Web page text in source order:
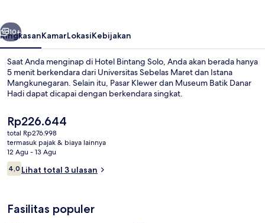
Berikutnya
10+
RingkasanKamarLokasiKebijakan
Saat Anda menginap di Hotel Bintang Solo, Anda akan berada hanya
5 menit berkendara dari Universitas Sebelas Maret dan Istana
Mangkunegaran. Selain itu, Pasar Klewer dan Museum Batik Danar
Hadi dapat dicapai dengan berkendara singkat.
Harga
saat
ini
Rp226.644
Rp226.644
total Rp276.998
termasuk pajak & biaya lainnya
12 Agu - 13 Agu
Ulasan
4,04,0 dari 10
Lihat total 3 ulasan
Fasilitas populer